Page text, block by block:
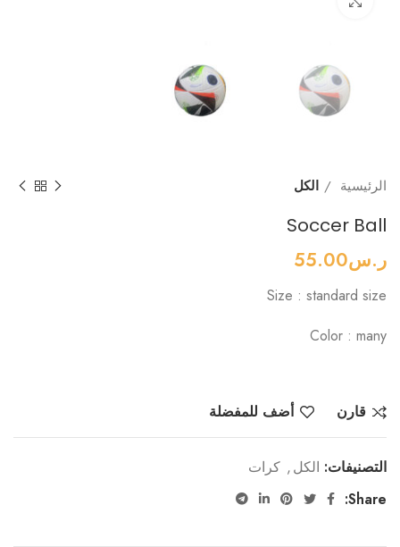
الرئيسية الكل
Soccer Ball
ر.س55.00
Size : standard size
Color : many
قارن أضف للمفضلة
التصنيفات: الكل, كرات
Share: